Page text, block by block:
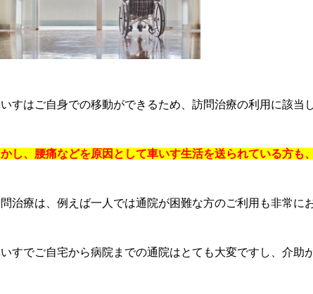
すはご自身での移動ができるため、訪問治療の利用に該当
し、腰痛などを原因として車いす生活を送られている方も
治療は、例えば一人では通院が困難な方のご利用も非常に
すでご自宅から病院までの通院はとても大変ですし、介助